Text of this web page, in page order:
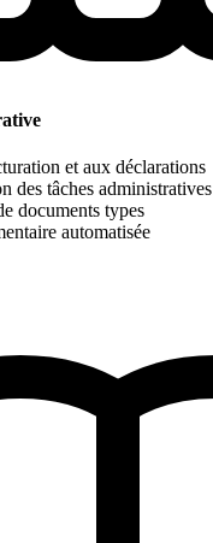
et aux déclarations
des tâches administratives
documents types
automatisée